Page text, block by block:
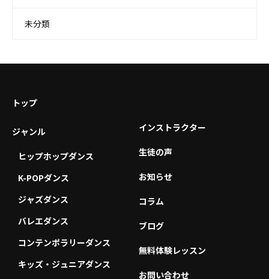
未分類
トップ
ジャンル
ヒップホップダンス
K-POPダンス
ジャズダンス
バレエダンス
コンテンポラリーダンス
キッズ・ジュニアダンス
インストラクター
生徒の声
お知らせ
コラム
ブログ
無料体験レッスン
お問い合わせ